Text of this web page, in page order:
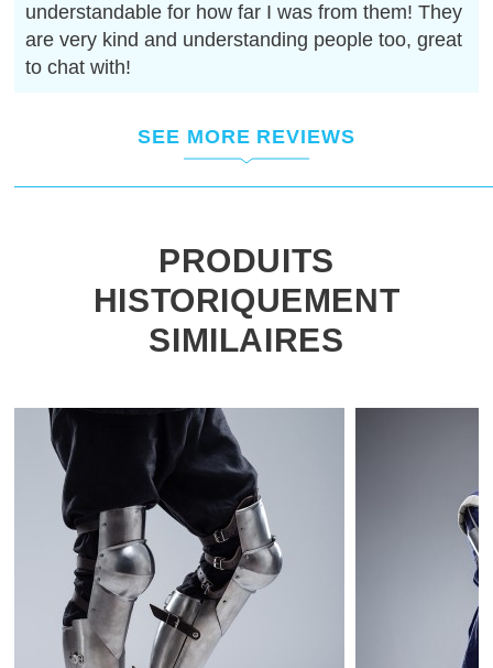
understandable for how far I was from them! They
are very kind and understanding people too, great
to chat with!
SEE MORE REVIEWS
PRODUITS
HISTORIQUEMENT
SIMILAIRES